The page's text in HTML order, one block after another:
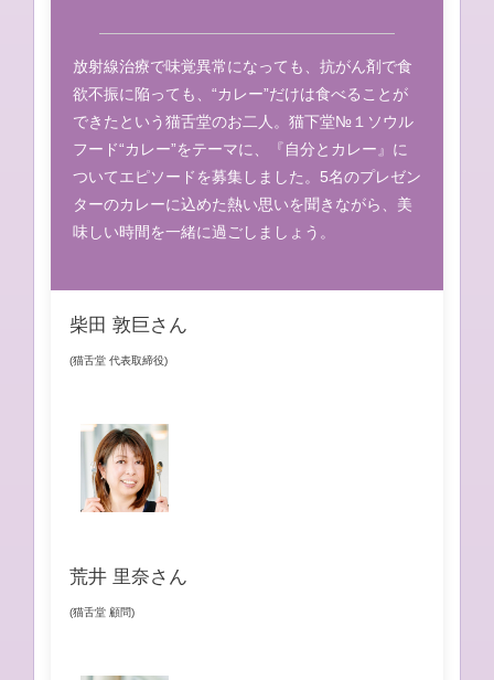
放射線治療で味覚異常になっても、抗がん剤で食
欲不振に陥っても、“カレー”だけは食べることが
できたという猫舌堂のお二人。猫下堂№１ソウル
フード“カレー”をテーマに、『自分とカレー』に
ついてエピソードを募集しました。5名のプレゼン
ターのカレーに込めた熱い思いを聞きながら、美
味しい時間を一緒に過ごしましょう。
柴田 敦巨さん
(猫舌堂 代表取締役)
荒井 里奈さん
(猫舌堂 顧問)